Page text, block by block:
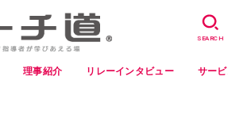
理事紹介 リレーインタビュー サー
SEARCH